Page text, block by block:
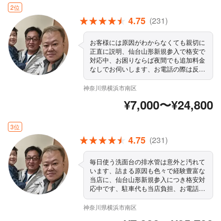
2位
4.75 (231)
お客様には原因がわからなくても親切に
正直に説明、仙台山形新規参入で格安で
対応中、お困りならば夜間でも追加料金
なしでお伺いします、お電話の際は反応
が遅いので出来るだけ長く呼び出してく
ださい、こちらの電話が鳴らない場合が
から予約を入れるかお問合せのメールを
くださればすぐに返信いたします。よろ
神奈川県横浜市南区
¥7,000〜¥24,800
3位
4.75 (231)
毎日使う洗面台の排水管は意外と汚れて
います、詰まる原因も色々で経験豊富な
当店に、仙台山形新規参入につき格安対
応中です、駐車代も当店負担、お電話の
際は、反応が遅いので出来るだけ長く呼
び出してください、こちらの電話が鳴ら
神奈川県横浜市南区